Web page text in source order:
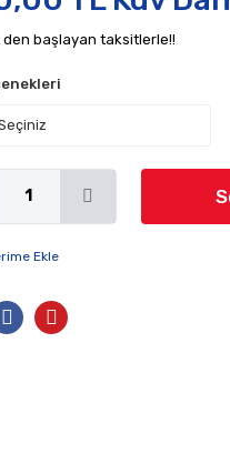
den başlayan taksitlerle!!